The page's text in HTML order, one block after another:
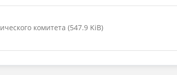
комитета (547.9 KiB)